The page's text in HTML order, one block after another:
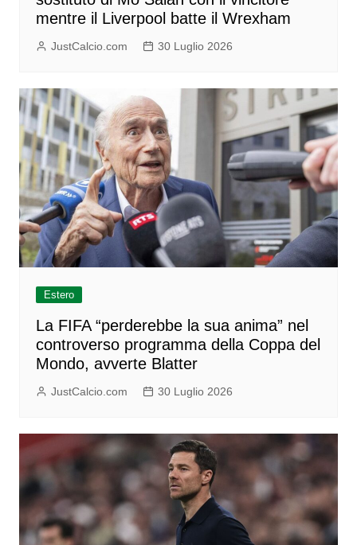
mentre il Liverpool batte il Wrexham
JustCalcio.com 30 Luglio 2026
Estero
La FIFA “perderebbe la sua anima” nel
controverso programma della Coppa del
Mondo, avverte Blatter
JustCalcio.com 30 Luglio 2026